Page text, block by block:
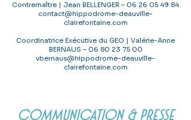
Contremaître | Jean BELLENGER – 06 26 05 49 84
contact@hippodrome-deauville-
clairefontaine.com
Coordinatrice Exécutive du GEO | Valérie-Anne
BERNAUS – 06 80 23 75 00
vbernaus@hippodrome-deauville-
clairefontaine.com
COMMUNICATION & PRESSE